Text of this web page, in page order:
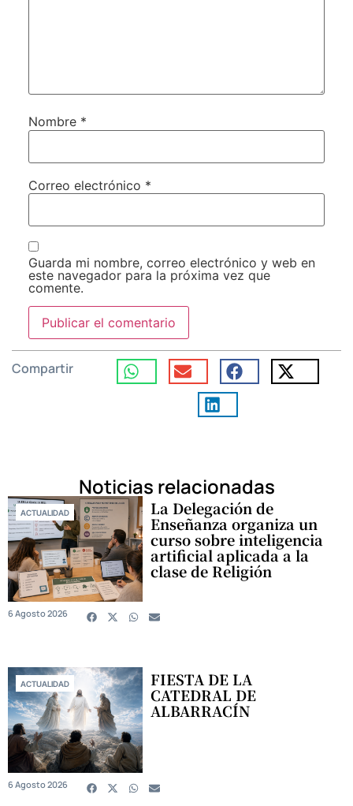
Nombre *
Correo electrónico *
Guarda mi nombre, correo electrónico y web en
este navegador para la próxima vez que
comente.
Compartir
Noticias relacionadas
ACTUALIDAD La Delegación de
Enseñanza organiza un
curso sobre inteligencia
artificial aplicada a la
clase de Religión
6 Agosto 2026
ACTUALIDAD FIESTA DE LA
CATEDRAL DE
ALBARRACÍN
6 Agosto 2026